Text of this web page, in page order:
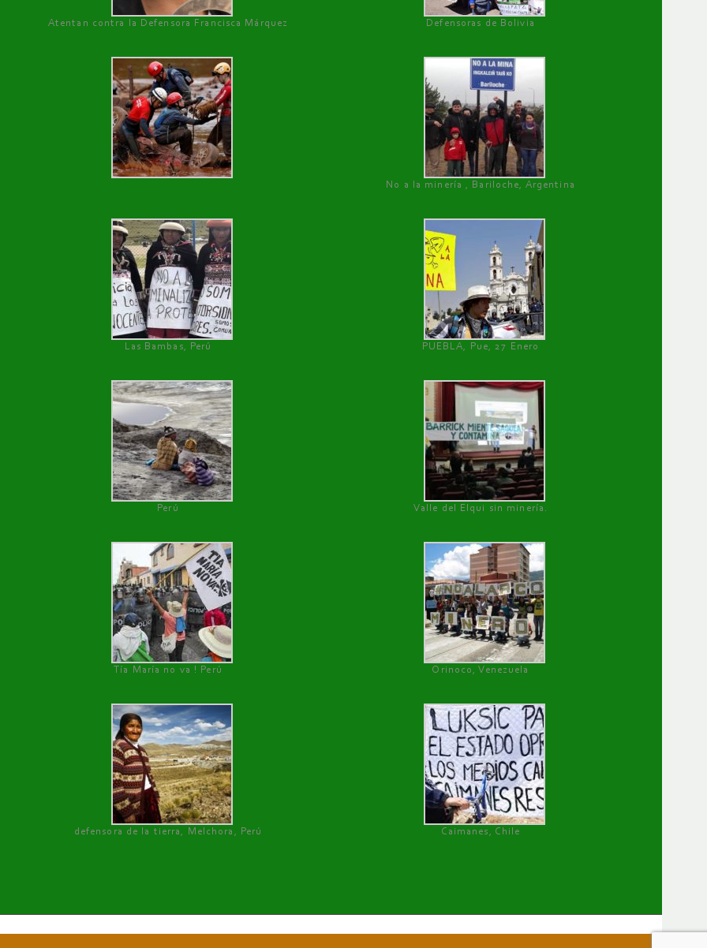
Atentan contra la Defensora Francisca Márquez Defensoras de Bolivia
No a la minería , Bariloche, Argentina
Las Bambas, Perú PUEBLA, Pue, 27 Enero
Perú Valle del Elqui sin minería.
Tía María no va ! Perú Orinoco, Venezuela
defensora de la tierra, Melchora, Perú Caimanes, Chile